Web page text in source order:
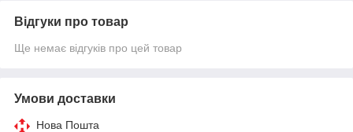
Відгуки про товар
Ще немає відгуків про цей товар
Умови доставки
Нова Пошта